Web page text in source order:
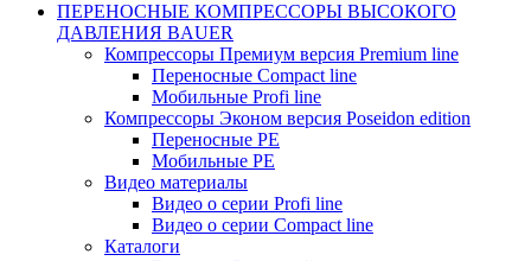
ПЕРЕНОСНЫЕ КОМПРЕССОРЫ ВЫСОКОГО
ДАВЛЕНИЯ BAUER
Компрессоры Премиум версия Premium line
Переносные Compact line
Мобильные Profi line
Компрессоры Эконом версия Poseidon edition
Переносные PE
Мобильные PE
Видео материалы
Видео о серии Profi line
Видео о серии Compact line
Каталоги